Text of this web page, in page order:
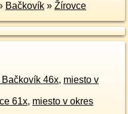
Bačkovík » Žírovce
Bačkovík 46x, miesto v
61x, miesto v okres